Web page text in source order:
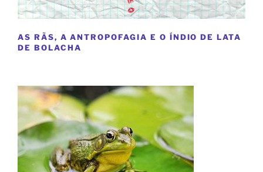
AS RÃS, A ANTROPOFAGIA E O ÍNDIO DE LATA
DE BOLACHA